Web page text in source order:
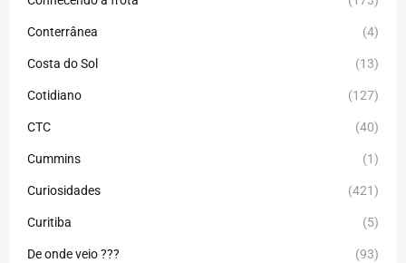
Conterrânea (4)
Costa do Sol (13)
Cotidiano (127)
CTC (40)
Cummins (1)
Curiosidades (421)
Curitiba (5)
De onde veio ??? (93)